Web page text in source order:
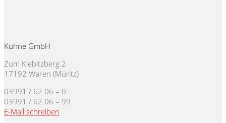
Kühne GmbH
Zum Kiebitzberg 2
17192 Waren (Müritz)
03991 / 62 06 – 0
03991 / 62 06 – 99
E-Mail schreiben